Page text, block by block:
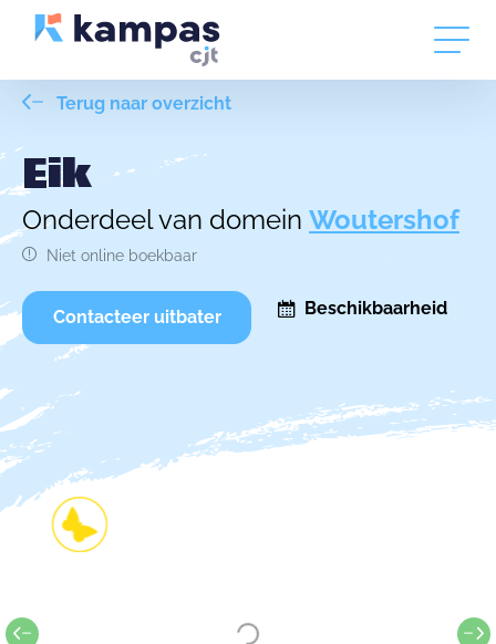
Terug naar overzicht
Eik
Onderdeel van domein Woutershof
Niet online boekbaar
Contacteer uitbater Beschikbaarheid